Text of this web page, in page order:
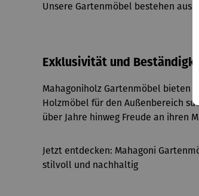
Unsere Gartenmöbel bestehen
Exklusivität und
Mahagoniholz Gartenmöbel bieten
Holzmöbel für den Außenbereich
über Jahre hinweg Freude an ihren
Jetzt entdecken: Mahagoni
stilvoll und nachhaltig